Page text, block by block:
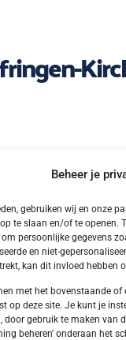
Beheer je
gebruiken wij en onze
te slaan en/of te openen.
persoonlijke gegevens
en niet-
kan dit invloed hebben
met het bovenstaande of
op deze site. Je kunt je
door gebruik te maken van
beheren' onderaan het